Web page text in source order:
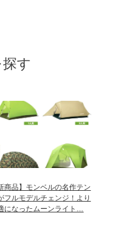
す
商品】モンベルの名作テン
フルモデルチェンジ！より
になったムーンライト…